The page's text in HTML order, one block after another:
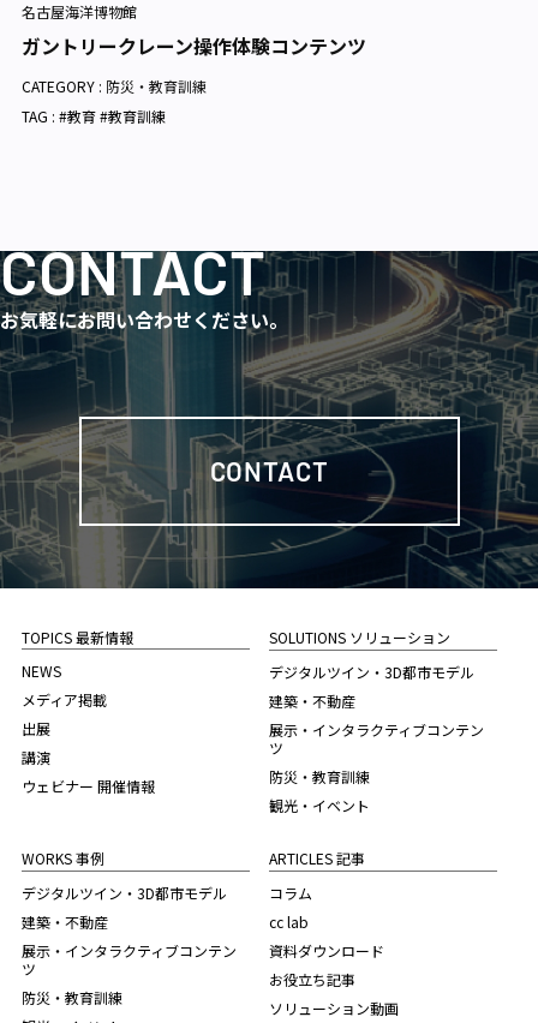
名古屋海洋博物館
ガントリークレーン操作体験コンテンツ
CATEGORY : 防災・教育訓練
TAG : #教育 #教育訓練
CONTACT
お気軽にお問い合わせください。
CONTACT
TOPICS 最新情報
NEWS
メディア掲載
出展
講演
ウェビナー 開催情報
WORKS 事例
デジタルツイン・3D都市モデル
建築・不動産
展示・インタラクティブコンテン
ツ
防災・教育訓練
SOLUTIONS ソリューション
デジタルツイン・3D都市モデル
建築・不動産
展示・インタラクティブコンテン
ツ
防災・教育訓練
観光・イベント
ARTICLES 記事
コラム
cc lab
資料ダウンロード
お役立ち記事
ソリューション動画